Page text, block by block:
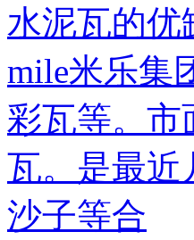
水泥瓦的优
mile米乐集
彩瓦等。市
瓦。是最近
沙子等合